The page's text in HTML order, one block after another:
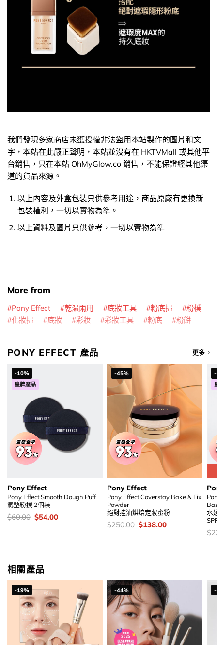
我們發現多家商店未獲授權非法盜用本站製作的圖片和文
字，本站在此嚴正聲明，本站並沒有在 HKTVMall 或其他平
台銷售，只在本站 OhMyGlow.co 銷售，不能保證經其他渠
道的貨品來源。
以上內容及外盒包裝只供參考用途，商品原廠有更換新
包裝權利，一切以實物為準。
以上資料及圖片只供參考，一切以實物為準
More from
Pony Effect 乾濕兩用 底妝工具 粉底掃
粉樸
化妝掃
底妝 彩妝 彩妝工具 粉底 粉餅
PONY EFFECT 產品 更多
-10%
皇牌產品
Pony Effect
Pony Effect Smooth Dough Puff
氣墊粉撲 2個裝
價
$60.00 Original
$54.00Current
-45%
Pony Effect
Pony Effect Coverstay Bake & Fix
Powder
絕對控油烘焙定妝蜜粉
價
$250.00 Original
$138.00Current
水
價
$
相關產品
-19% -44%